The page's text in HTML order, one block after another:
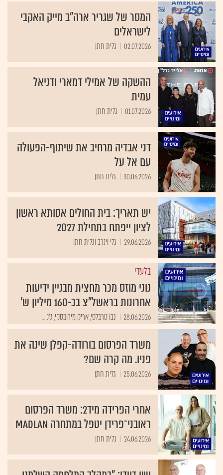
המסר של שגריר ארה"ב מייק האקבי
לישראלים
02.07.2026 גלית חתן
ההשקה של אמילי דמארי ודניאל
עמית
01.07.2026 גלית חתן
דני אבדיה מרחיב את שיתוף-הפעולה
עם אל על
30.06.2026 גלית חתן
יש תאריך: בית החולים אסותא ראשון
לציון ייפתח בתחילת 2027
29.06.2026 גלי וינרב וגלית חתן
בלעדי
נוני מוזס מכר מחצית מבניין ידיעות
אחרונות בראשל"צ בכ-160 מיליון ש'
28.06.2026 נבו טרבלסי, אריק מירובסקי, ג'נ ...
משרד הפרסום בורודה-קפלן שינה את
פניו. מה קרה שם?
25.06.2026 גלית חתן
אחרי הפרידה מיד2: משרד הפרסום
ראובני־פרידן יטפל במתחרה madlan
24.06.2026 גלית חתן